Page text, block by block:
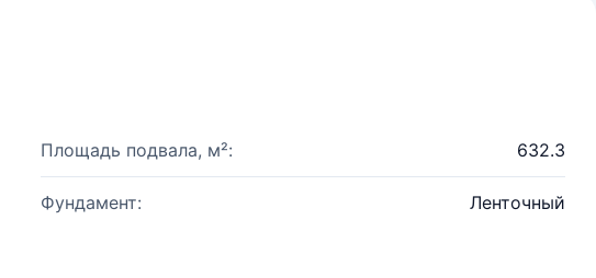
Площадь подвала, м²: 632.3
Фундамент: Ленточный